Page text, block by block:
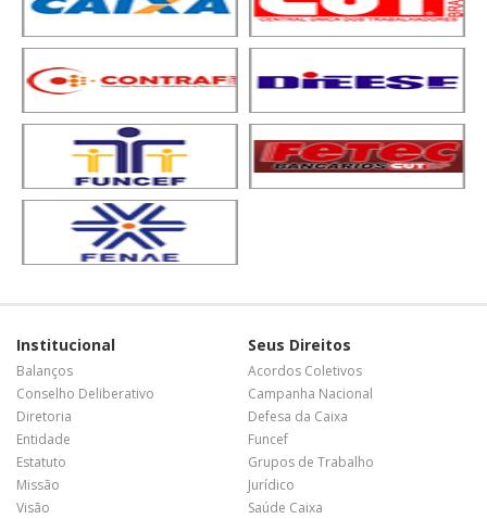
Institucional
Balanços
Conselho Deliberativo
Diretoria
Entidade
Estatuto
Missão
Visão
Seus Direitos
Acordos Coletivos
Campanha Nacional
Defesa da Caixa
Funcef
Grupos de Trabalho
Jurídico
Saúde Caixa